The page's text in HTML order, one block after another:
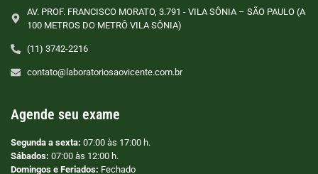
AV. PROF. FRANCISCO MORATO, 3.791 - VILA SÔNIA – SÃO PAULO (A
100 METROS DO METRÔ VILA SÔNIA)
(11) 3742-2216
contato@laboratoriosaovicente.com.br
Agende seu exame
Segunda a sexta: 07:00 às 17:00 h.
Sábados: 07:00 às 12:00 h.
Domingos e Feriados: Fechado